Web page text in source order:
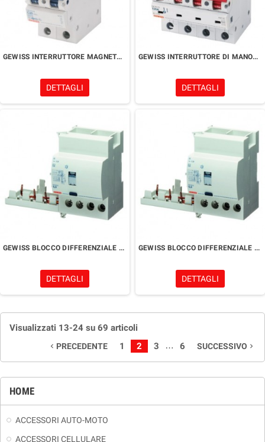
HOME
ACCESSORI AUTO-MOTO
ACCESSORI CELLULARE
GEWISS INTERRUTTORE MAGNETOTERMICO 2 MODULI
DETTAGLI
GEWISS INTERRUTTORE DI MANOVRA 4 MODULI
DETTAGLI
GEWISS BLOCCO DIFFERENZIALE COMPONIBILE PER INTERRUTTORI 3,5 MODULI
DETTAGLI
GEWISS BLOCCO DIFFERENZIALE COMPONIBILE PER INTERRUTTORI 3,5 MODULI
DETTAGLI
Visualizzati 13-24 su 69 articoli
navigate_before PRECEDENTE 1 2 3 … 6 SUCCESSIVO navigate_next